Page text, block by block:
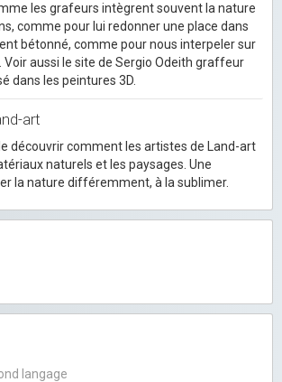
les grafeurs intègrent souvent la nature
comme pour lui redonner une place dans
bétonné, comme pour nous interpeler sur
Voir aussi le site de Sergio Odeith graffeur
dans les peintures 3D.
art
découvrir comment les artistes de Land-art
naturels et les paysages. Une
la nature différemment, à la sublimer.
langage